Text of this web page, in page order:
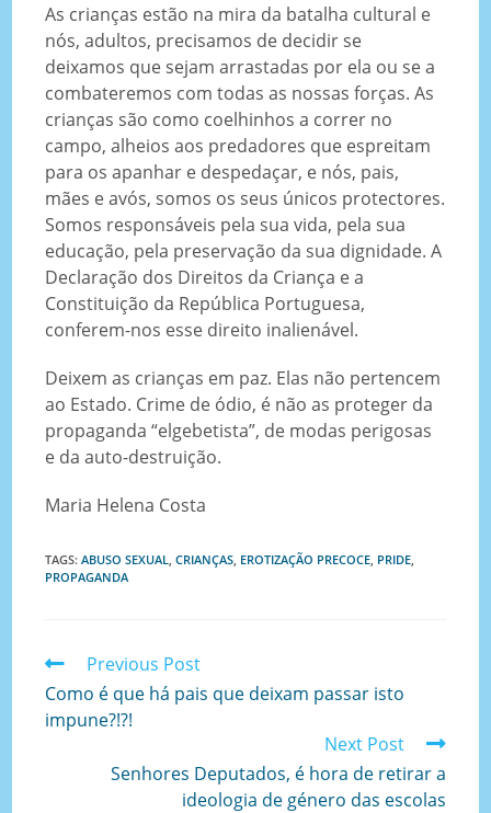
As crianças estão na mira da batalha cultural e
nós, adultos, precisamos de decidir se
deixamos que sejam arrastadas por ela ou se a
combateremos com todas as nossas forças. As
crianças são como coelhinhos a correr no
campo, alheios aos predadores que espreitam
para os apanhar e despedaçar, e nós, pais,
mães e avós, somos os seus únicos protectores.
Somos responsáveis pela sua vida, pela sua
educação, pela preservação da sua dignidade. A
Declaração dos Direitos da Criança e a
Constituição da República Portuguesa,
conferem-nos esse direito inalienável.
Deixem as crianças em paz. Elas não pertencem
ao Estado. Crime de ódio, é não as proteger da
propaganda “elgebetista”, de modas perigosas
e da auto-destruição.
Maria Helena Costa
TAGS:ABUSO SEXUAL CRIANÇAS EROTIZAÇÃO PRECOCE PRIDE
PROPAGANDA
Previous Post
Como é que há pais que deixam passar isto
impune?!?!
Next Post
Senhores Deputados, é hora de retirar a
ideologia de género das escolas